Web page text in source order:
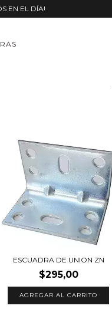
EN EL DÍA!
ESCUADRA DE UNION ZN
$295,00